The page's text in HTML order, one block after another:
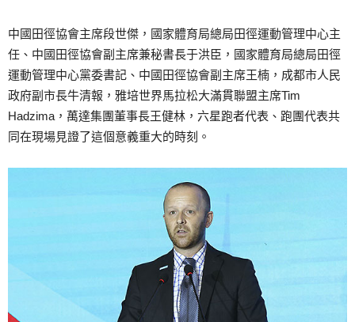
中國田徑協會主席段世傑，國家體育局總局田徑運動管理中心主
任、中國田徑協會副主席兼秘書長于洪臣，國家體育局總局田徑
運動管理中心黨委書記、中國田徑協會副主席王楠，成都市人民
政府副市長牛清報，雅培世界馬拉松大滿貫聯盟主席Tim
Hadzima，萬達集團董事長王健林，六星跑者代表、跑團代表共
同在現場見證了這個意義重大的時刻。